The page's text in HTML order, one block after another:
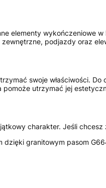
elementy wykończeniowe
podjazdy oraz
swoje właściwości.
pomoże utrzymać jej
charakter. Jeśli
granitowym pasom